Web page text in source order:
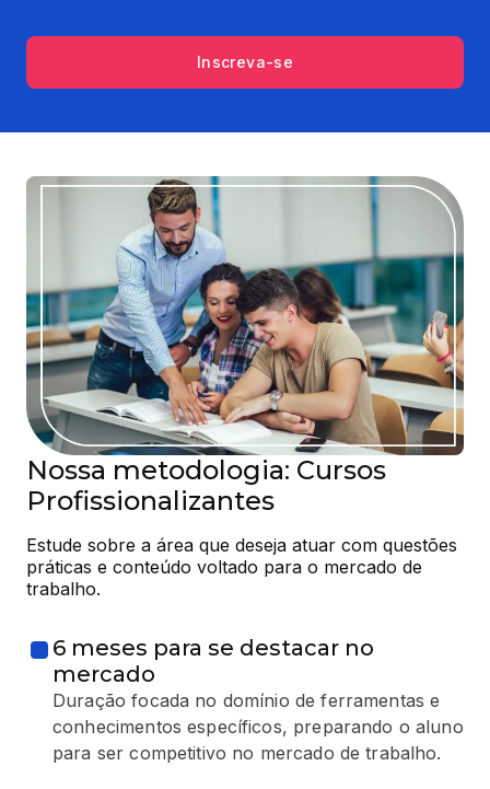
Inscreva-se
Nossa metodologia: Cursos
Profissionalizantes
Estude sobre a área que deseja atuar com questões
práticas e conteúdo voltado para o mercado de
trabalho.
6 meses para se destacar no
mercado
Duração focada no domínio de ferramentas e
conhecimentos específicos, preparando o aluno
para ser competitivo no mercado de trabalho.